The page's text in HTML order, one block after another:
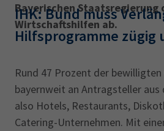
Bayerischen Staatsregierung
Wirtschaftshilfen ab.
IHK: Bund muss
Hilfsprogramme zügig
Rund 47 Prozent der
bayernweit an Antragsteller aus
also Hotels, Restaurants,
Catering-Unterneh­men. Mit